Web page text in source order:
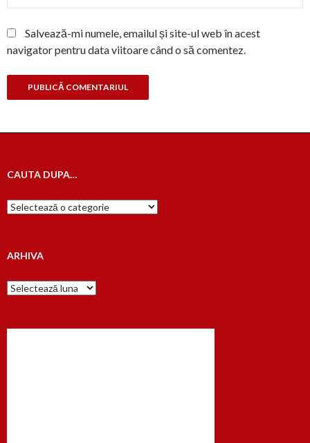
Salvează-mi numele, emailul și site-ul web în acest
navigator pentru data viitoare când o să comentez.
CAUTA DUPA…
Cauta
dupa…
ARHIVA
Arhiva